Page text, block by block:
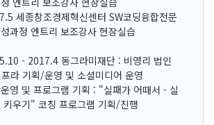
세종창조경제혁신센터 SW코딩융합전문
과정 엔트리 보조강사 현장실습
- 2017.4 동그라미재단 : 비영리 법인
라 기획/운영 및 소셜미디어 운영
영 및 프로그램 기획 : "실패가 어때서 - 실
키우기" 코칭 프로그램 기획/진행